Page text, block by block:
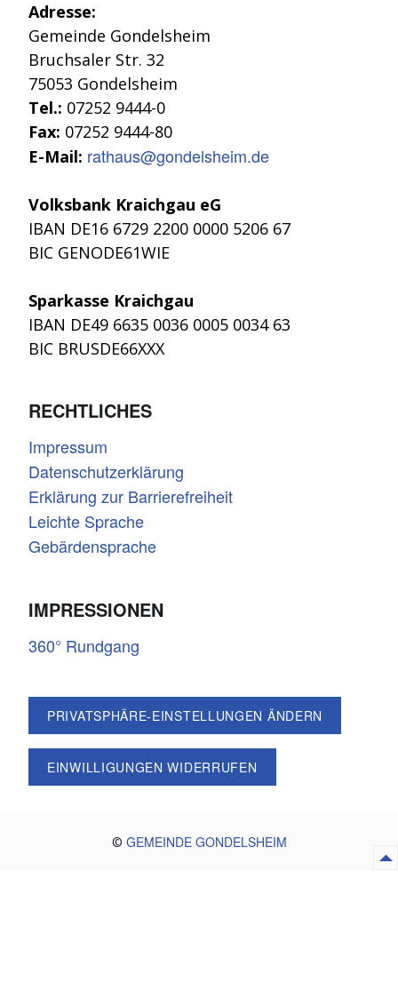
Adresse:
Gemeinde Gondelsheim
Bruchsaler Str. 32
75053 Gondelsheim
Tel.: 07252 9444-0
Fax: 07252 9444-80
E-Mail: rathaus@gondelsheim.de
Volksbank Kraichgau eG
IBAN DE16 6729 2200 0000 5206 67
BIC GENODE61WIE
Sparkasse Kraichgau
IBAN DE49 6635 0036 0005 0034 63
BIC BRUSDE66XXX
RECHTLICHES
Impressum
Datenschutzerklärung
Erklärung zur Barrierefreiheit
Leichte Sprache
Gebärdensprache
IMPRESSIONEN
360° Rundgang
PRIVATSPHÄRE-EINSTELLUNGEN ÄNDERN
EINWILLIGUNGEN WIDERRUFEN
© GEMEINDE GONDELSHEIM